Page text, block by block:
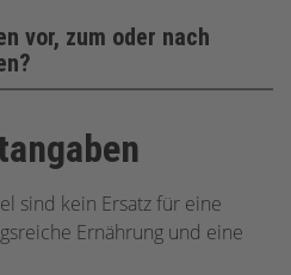
vor, zum oder nach
sind kein Ersatz für eine
Ernährung und eine